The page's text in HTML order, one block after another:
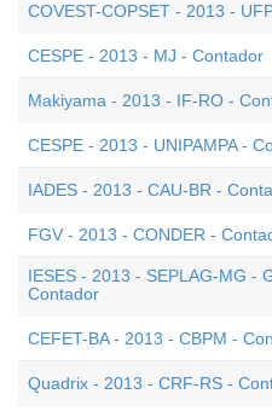
COVEST-COPSET - 2013 -
CESPE - 2013 - MJ - Contador
Makiyama - 2013 - IF-RO -
CESPE - 2013 - UNIPAMPA -
IADES - 2013 - CAU-BR -
FGV - 2013 - CONDER -
IESES - 2013 - SEPLAG-MG -
Contador
CEFET-BA - 2013 - CBPM -
Quadrix - 2013 - CRF-RS -